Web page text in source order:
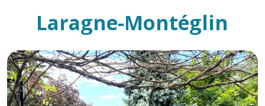
NOS PARCOURS
PATRIMOINE
RANDONNÉES
Laragne-Montéglin